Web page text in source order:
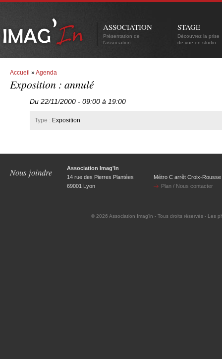
ASSOCIATION
Présentation de
l'association
STAGE
Découvrez la prise
de vue en studio...
Accueil »Agenda
Exposition : annulé
Du 22/11/2000 - 09:00 à 19:00
Type : Exposition
Nous joindre
Association Imag'In
14 rue des Pierres Plantées
69001 Lyon
Métro C arrêt Croix-Rousse
Plan / Nous contacter
© 2026 Association Imag'in - Tous droits réservés - Les